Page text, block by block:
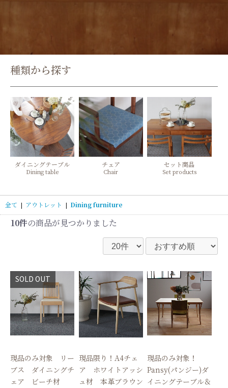
種類から探す
ダイニングテーブル
Dining table
チェア
Chair
セット商品
Set products
全て | アウトレット | Dining furniture
10件の商品が見つかりました
SOLD OUT
現品のみ対象 リー
ブス ダイニングチ
ェア ビーチ材
現品限り！A4チェ
ア ホワイトアッシ
ュ材 本革ブラウン
現品のみ対象！
Pansy(パンジー)ダ
イニングテーブル＆